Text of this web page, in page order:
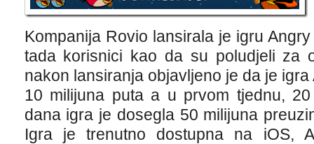
Kompanija Rovio lansirala je igru
tada korisnici kao da su poludjeli za
nakon lansiranja objavljeno je da je
10 milijuna puta a u prvom tjednu,
dana igra je dosegla 50 milijuna
Igra je trenutno dostupna na iOS,